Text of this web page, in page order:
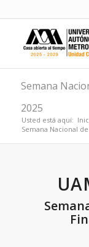
Semana
2025
Usted está aquí:
Semana Nacional